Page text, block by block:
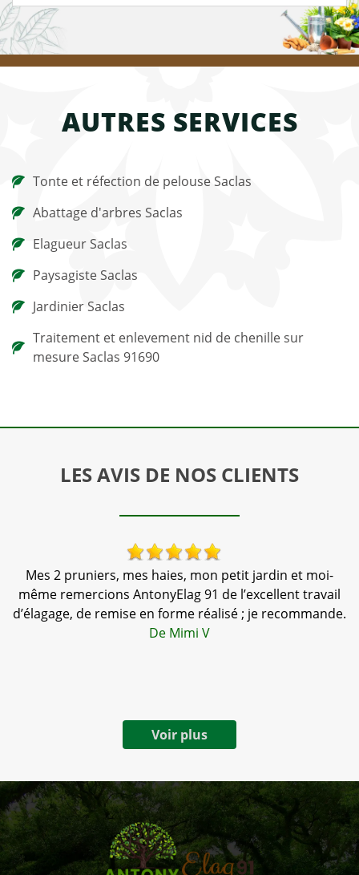
AUTRES SERVICES
Tonte et réfection de pelouse Saclas
Abattage d'arbres Saclas
Elagueur Saclas
Paysagiste Saclas
Jardinier Saclas
Traitement et enlevement nid de chenille sur
mesure Saclas 91690
LES AVIS DE NOS CLIENTS
Mes 2 pruniers, mes haies, mon petit jardin et moi-
même remercions AntonyElag 91 de l’excellent travail
d’élagage, de remise en forme réalisé ; je recommande.
De Mimi V
Voir plus